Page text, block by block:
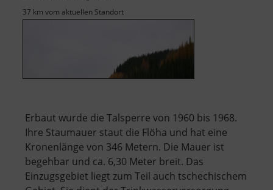
37 km vom aktuellen Standort
Erbaut wurde die Talsperre von 1960 bis 1968.
Ihre Staumauer staut die Flöha und hat eine
Kronenlänge von 346 Metern. Die Mauer ist
begehbar und ca. 6,30 Meter breit. Das
Einzugsgebiet liegt zum Teil auch tschechischem